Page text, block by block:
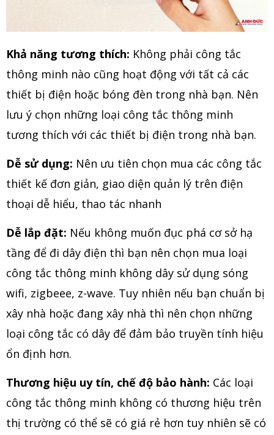
Khả năng tương thích: Không phải công tắc
thông minh nào cũng hoạt động với tất cả các
thiết bị điện hoặc bóng đèn trong nhà bạn. Nên
lưu ý chọn những loại công tắc thông minh
tương thích với các thiết bị điện trong nhà bạn.
Dễ sử dụng: Nên ưu tiên chọn mua các công tắc
thiết kế đơn giản, giao diện quản lý trên điện
thoại dễ hiểu, thao tác nhanh
Dễ lắp đặt: Nếu không muốn đục phá cơ sở hạ
tầng để đi dây điện thì bạn nên chọn mua loại
công tắc thông minh không dây sử dụng sóng
wifi, zigbeee, z-wave. Tuy nhiên nếu bạn chuẩn bị
xây nhà hoặc đang xây nhà thì nên chọn những
loại công tắc có dây để đảm bảo truyền tính hiệu
ổn định hơn.
Thương hiệu uy tín, chế độ bảo hành: Các loại
công tắc thông minh không có thương hiệu trên
thị trường có thể sẽ có giá rẻ hơn tuy nhiên sẽ có